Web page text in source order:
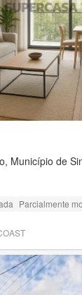
Município de
Parcialmente